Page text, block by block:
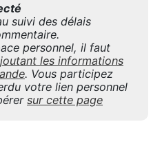
suivi des délais
personnel, il faut
les informations
. Vous participez
votre lien personnel
sur cette page